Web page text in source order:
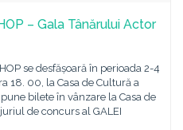
– Gala Tânărului Actor
se desfășoară în perioada 2-4
18. 00, la Casa de Cultură a
bilete în vânzare la Casa de
de concurs al GALEI